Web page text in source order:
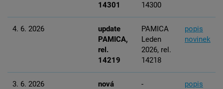
14301
14300
4. 6. 2026
update
PAMICA,
rel.
14219
PAMICA
Leden
2026, rel.
14218
popis
novinek
3. 6. 2026
nová
-
popis